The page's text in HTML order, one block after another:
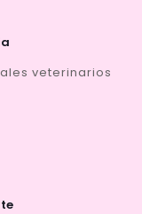
veterinarios